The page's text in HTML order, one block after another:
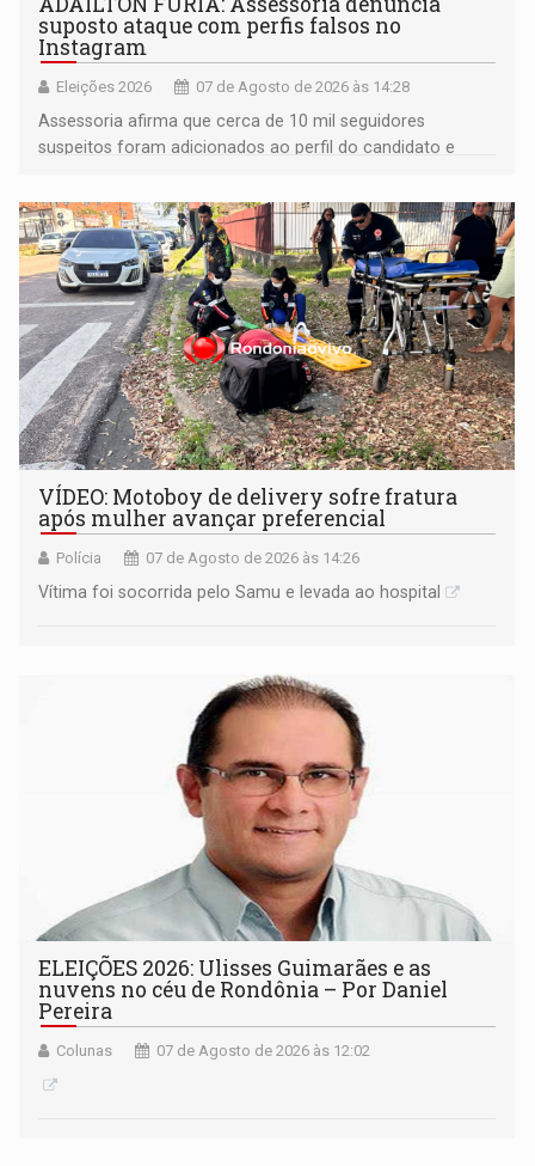
suposto ataque com perfis falsos no
Instagram
Eleições 2026 07 de Agosto de 2026 às 14:28
Assessoria afirma que cerca de 10 mil seguidores
suspeitos foram adicionados ao perfil do candidato e
remover as contas
VÍDEO: Motoboy de delivery sofre fratura
após mulher avançar preferencial
Polícia 07 de Agosto de 2026 às 14:26
Vítima foi socorrida pelo Samu e levada ao hospital
ELEIÇÕES 2026: Ulisses Guimarães e as
nuvens no céu de Rondônia – Por Daniel
Pereira
Colunas 07 de Agosto de 2026 às 12:02